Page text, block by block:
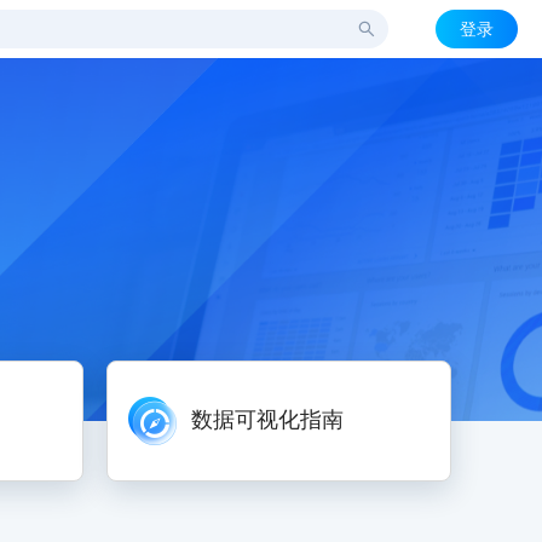
登录
数据可视化指南